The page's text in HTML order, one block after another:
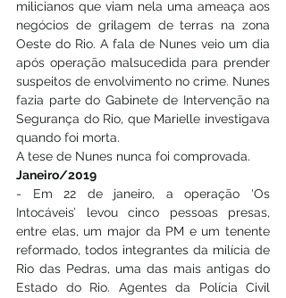
milicianos que viam nela uma ameaça aos
negócios de grilagem de terras na zona
Oeste do Rio. A fala de Nunes veio um dia
após operação malsucedida para prender
suspeitos de envolvimento no crime. Nunes
fazia parte do Gabinete de Intervenção na
Segurança do Rio, que Marielle investigava
quando foi morta.
A tese de Nunes nunca foi comprovada.
Janeiro/2019
- Em 22 de janeiro, a operação ‘Os
Intocáveis’ levou cinco pessoas presas,
entre elas, um major da PM e um tenente
reformado, todos integrantes da milícia de
Rio das Pedras, uma das mais antigas do
Estado do Rio. Agentes da Polícia Civil